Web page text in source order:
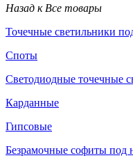
Назад к Все товары
Точечные светильники
Споты
Светодиодные точечные
Карданные
Гипсовые
Безрамочные софиты под